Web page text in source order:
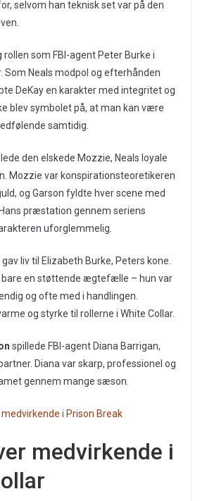
selvom han teknisk set var på den
som FBI-agent Peter Burke i
Som Neals modpol og efterhånden
DeKay en karakter med integritet og
blev symbolet på, at man kan være
samtidig.
den elskede Mozzie, Neals loyale
Mozzie var konspirationsteoretikeren
og Garson fyldte hver scene med
præstation gennem seriens
uforglemmelig.
gav liv til Elizabeth Burke, Peters kone.
bare en støttende ægtefælle – hun var
og ofte med i handlingen.
og styrke til rollerne i White Collar.
spillede FBI-agent Diana Barrigan,
Diana var skarp, professionel og
gennem mange sæson.
medvirkende i Prison Break
medvirkende i